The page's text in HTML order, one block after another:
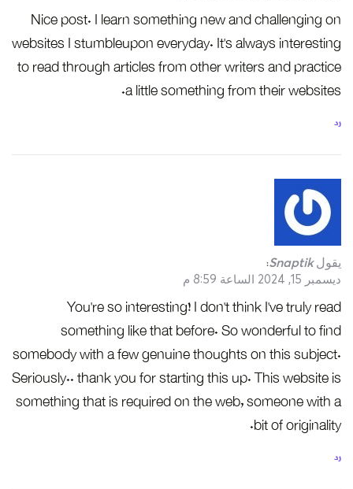
Nice post. I learn something new and challenging on
websites I stumbleupon everyday. It’s always interesting
to read through articles from other writers and practice
a little something from their websites.
رد
يقول Snaptik
:
ديسمبر 15, 2024 الساعة 8:59 م
You’re so interesting! I don’t think I’ve truly read
something like that before. So wonderful to find
somebody with a few genuine thoughts on this subject.
Seriously.. thank you for starting this up. This website is
something that is required on the web, someone with a
bit of originality.
رد